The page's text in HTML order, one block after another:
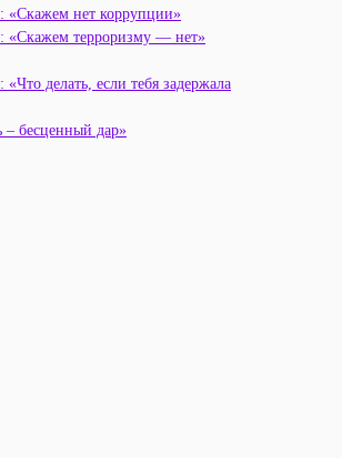
«Скажем нет коррупции»
«Скажем терроризму — нет»
делать, если тебя задержала
бесценный дар»